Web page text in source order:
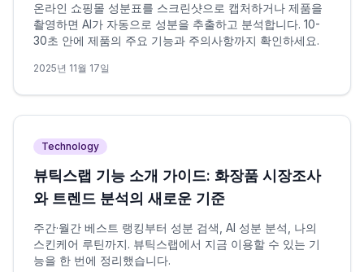
온라인 쇼핑몰 성분표를 스크린샷으로 캡처하거나 제품을
촬영하면 AI가 자동으로 성분을 추출하고 분석합니다. 10-
30초 안에 제품의 주요 기능과 주의사항까지 확인하세요.
2025년 11월 17일
Technology
뷰틱스랩 기능 소개 가이드: 화장품 시장조사
와 트렌드 분석의 새로운 기준
주간·월간 베스트 랭킹부터 성분 검색, AI 성분 분석, 나의
스킨케어 루틴까지. 뷰틱스랩에서 지금 이용할 수 있는 기
능을 한 번에 정리했습니다.